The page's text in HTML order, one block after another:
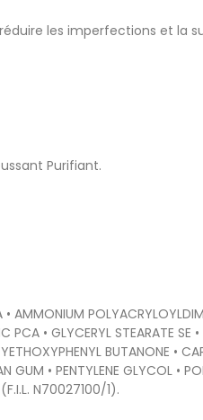
les imperfections et la
Purifiant.
AMMONIUM
• GLYCERYL STEARATE SE
BUTANONE •
GUM • PENTYLENE GLYCOL •
(F.I.L. N70027100/1).